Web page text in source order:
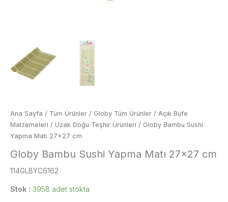
Ana Sayfa / Tüm Ürünler / Globy Tüm Ürünler / Açık Büfe
Malzemeleri / Uzak Doğu Teşhir Ürünleri / Globy Bambu Sushi
Yapma Matı 27×27 cm
Globy Bambu Sushi Yapma Matı 27×27 cm
114GLBYC6162
Stok : 3958 adet stokta